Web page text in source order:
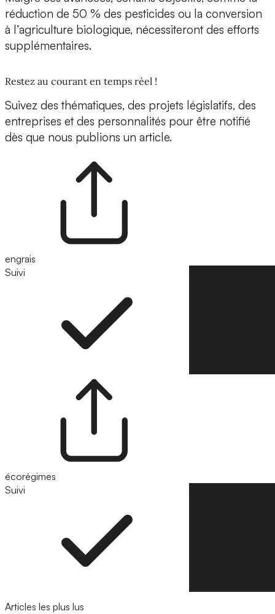
réduction de 50 % des pesticides ou la conversion
à l’agriculture biologique, nécessiteront des efforts
supplémentaires.
Restez au courant en temps réel !
Suivez des thématiques, des projets législatifs, des
entreprises et des personnalités pour être notifié
dès que nous publions un article.
engrais
Suivi
écorégimes
Suivi
Articles les plus lus